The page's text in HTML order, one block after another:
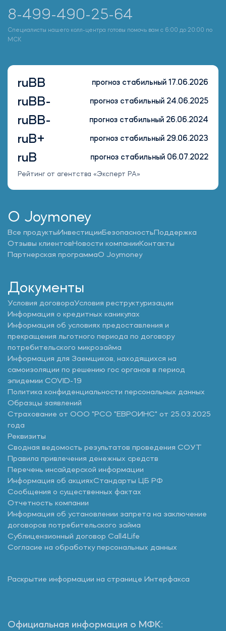
8-499-490-25-64
Специалисты нашего колл-центра готовы помочь вам с 6:00 до 20:00 по
МСК
ruBB прогноз стабильный 17.06.2026
ruBB- прогноз стабильный 24.06.2025
ruBB- прогноз стабильный 26.06.2024
ruB+ прогноз стабильный 29.06.2023
ruB прогноз стабильный 06.07.2022
Рейтинг от агентства «Эксперт РА»
О Joymoney
Все продуктыИнвестицииБезопасностьПоддержка
Отзывы клиентовНовости компанииКонтакты
Партнерская программаО Joymoney
Документы
Условия договораУсловия реструктуризации
Информация о кредитных каникулах
Информация об условиях предоставления и
прекращения льготного периода по договору
потребительского микрозайма
Информация для Заемщиков, находящихся на
самоизоляции по решению гос органов в период
эпидемии COVID-19
Политика конфиденциальности персональных данных
Образцы заявлений
Страхование от ООО "РСО "ЕВРОИНС" от 25.03.2025
года
Реквизиты
Сводная ведомость результатов проведения СОУТ
Правила привлечения денежных средств
Перечень инсайдерской информации
Информация об акцияхСтандарты ЦБ РФ
Сообщения о существенных фактах
Отчетность компании
Информация об установлении запрета на заключение
договоров потребительского займа
Сублицензионный договор Call4Life
Согласие на обработку персональных данных
Раскрытие информации на странице Интерфакса
Официальная информация о МФК: